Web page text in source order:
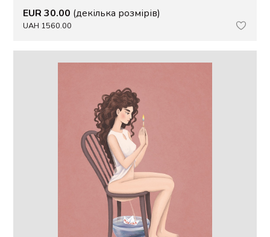
EUR 30.00 (декілька розмірів)
UAH 1560.00